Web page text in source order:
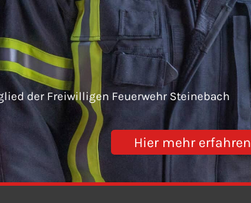
der Freiwilligen Feuerwehr Steinebach
Hier mehr erfahren